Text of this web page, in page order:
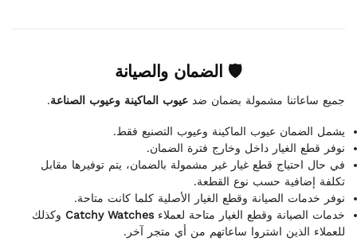
🛡 الضمان والصيانة
جميع ساعاتنا مشمولة بضمان ضد عيوب الماكينة وعيوب الصناعة.
يشمل الضمان عيوب الماكينة وعيوب التصنيع فقط.
نوفر قطع الغيار داخل وخارج فترة الضمان.
في حال احتياج قطع غيار غير مشمولة بالضمان، يتم توفيرها مقابل
تكلفة إضافية حسب نوع القطعة.
نوفر خدمات الصيانة وقطع الغيار الأصلية كلما كانت متاحة.
خدمات الصيانة وقطع الغيار متاحة لعملاءCatchy Watches وكذلك
للعملاء الذين اشتروا ساعاتهم من أي متجر آخر.